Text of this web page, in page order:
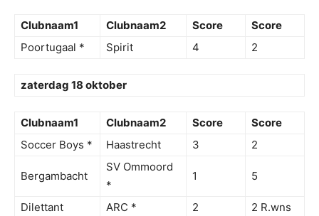
Clubnaam1 Clubnaam2 Score
Score
Poortugaal *
Spirit 4 2
zaterdag 18 oktober
Clubnaam1 Clubnaam2 Score
Score
Soccer Boys *
Haastrecht 3 2
Bergambacht
SV Ommoord
*
1 5
Dilettant ARC * 2 2 R.wns